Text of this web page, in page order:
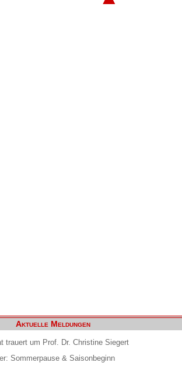
Aktuelle Meldungen
trauert um Prof. Dr. Christine Siegert
Sommerpause & Saisonbeginn